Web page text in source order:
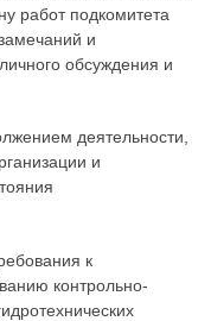
работ подкомитета
и
обсуждения и
деятельности,
и
к
контрольно-